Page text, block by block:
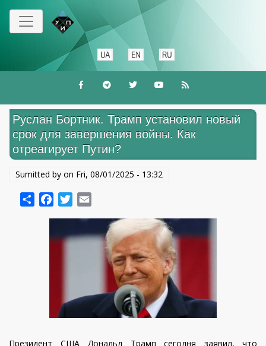
Skip
main
Руслан Бортник. Трамп установил новый
срок для завершения войны. Как
отреагирует Путин?
Sumitted by on Fri, 08/01/2025 - 13:32
ShareFacebookTwitter
Президент США Дональд Трамп сегодня заявил, что